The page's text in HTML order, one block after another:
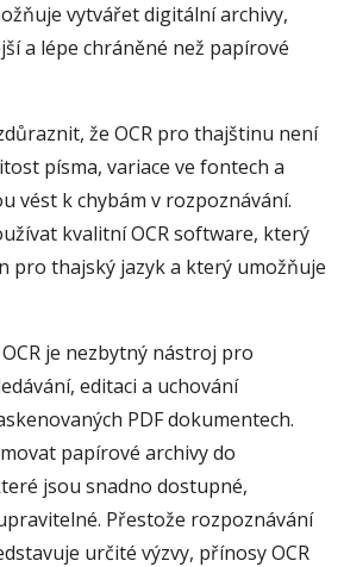
vytvářet digitální archivy,
a lépe chráněné než papírové
že OCR pro thajštinu není
písma, variace ve fontech a
vést k chybám v rozpoznávání.
kvalitní OCR software, který
pro thajský jazyk a který umožňuje
je nezbytný nástroj pro
editaci a uchování
PDF dokumentech.
papírové archivy do
jsou snadno dostupné,
Přestože rozpoznávání
určité výzvy, přínosy OCR